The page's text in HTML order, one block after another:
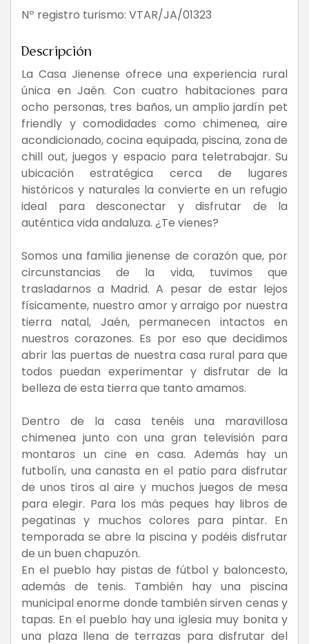
Nº registro turismo: VTAR/JA/01323
Descripción
La Casa Jienense ofrece una experiencia rural
única en Jaén. Con cuatro habitaciones para
ocho personas, tres baños, un amplio jardín pet
friendly y comodidades como chimenea, aire
acondicionado, cocina equipada, piscina, zona de
chill out, juegos y espacio para teletrabajar. Su
ubicación estratégica cerca de lugares
históricos y naturales la convierte en un refugio
ideal para desconectar y disfrutar de la
auténtica vida andaluza. ¿Te vienes?
Somos una familia jienense de corazón que, por
circunstancias de la vida, tuvimos que
trasladarnos a Madrid. A pesar de estar lejos
físicamente, nuestro amor y arraigo por nuestra
tierra natal, Jaén, permanecen intactos en
nuestros corazones. Es por eso que decidimos
abrir las puertas de nuestra casa rural para que
todos puedan experimentar y disfrutar de la
belleza de esta tierra que tanto amamos.
Dentro de la casa tenéis una maravillosa
chimenea junto con una gran televisión para
montaros un cine en casa. Además hay un
futbolín, una canasta en el patio para disfrutar
de unos tiros al aire y muchos juegos de mesa
para elegir. Para los más peques hay libros de
pegatinas y muchos colores para pintar. En
temporada se abre la piscina y podéis disfrutar
de un buen chapuzón.
En el pueblo hay pistas de fútbol y baloncesto,
además de tenis. También hay una piscina
municipal enorme donde también sirven cenas y
tapas. En el pueblo hay una iglesia muy bonita y
una plaza llena de terrazas para disfrutar del